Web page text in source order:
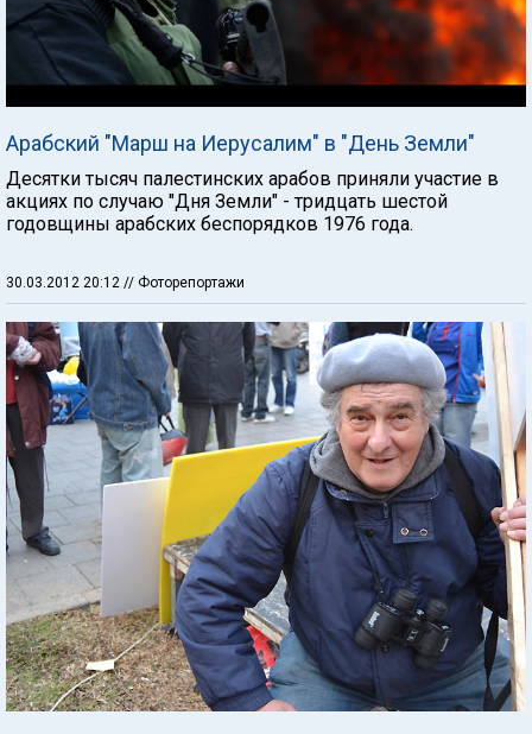
Арабский "Марш на Иерусалим" в "День Земли"
Десятки тысяч палестинских арабов приняли участие в
акциях по случаю "Дня Земли" - тридцать шестой
годовщины арабских беспорядков 1976 года.
30.03.2012 20:12 // Фоторепортажи